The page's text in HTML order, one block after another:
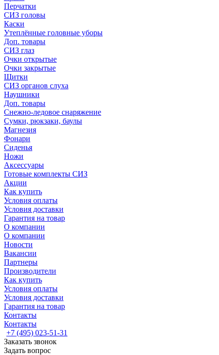
Перчатки
СИЗ головы
Каски
Утеплённые головные уборы
Доп. товары
СИЗ глаз
Очки открытые
Очки закрытые
Щитки
СИЗ органов слуха
Наушники
Доп. товары
Снежно-ледовое снаряжение
Сумки, рюкзаки, баулы
Магнезия
Фонари
Сиденья
Ножи
Аксессуары
Готовые комплекты СИЗ
Акции
Как купить
Условия оплаты
Условия доставки
Гарантия на товар
О компании
О компании
Новости
Вакансии
Партнеры
Производители
Как купить
Условия оплаты
Условия доставки
Гарантия на товар
Контакты
Контакты
+7 (495) 023-51-31
Заказать звонок
Задать вопрос